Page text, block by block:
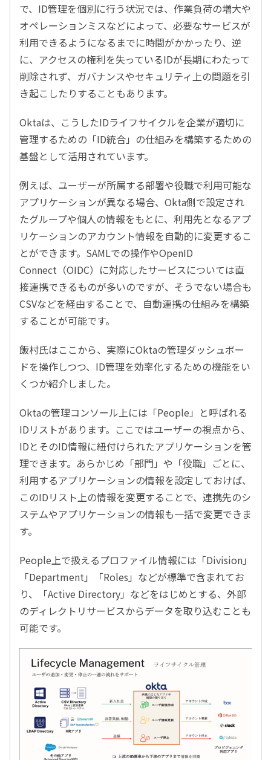
で、ID管理を個別に行う状況では、作業負荷の増大や
オペレーションミスなどによって、必要なサービスが
利用できるようになるまでに時間がかかったり、逆
に、アクセスの権利を失っているIDが長期にわたって
削除されず、ガバナンスやセキュリティ上の問題を引
き起こしたりすることもあります。
Oktaは、こうしたIDライフサイクルを企業が適切に
管理するための「ID統合」の仕組みを構築するための
基盤として活用されています。
例えば、ユーザーが所属する部署や役職で利用可能な
アプリケーションが異なる場合、Okta側で設定され
たグループや個人の情報をもとに、利用先となるアプ
リケーションのアカウント情報を自動的に変更するこ
とができます。SAMLでの操作やOpenID
Connect（OIDC）に対応したサービスについては直
接連携できるものが多いのですが、そうでない場合も
CSVなどを経由することで、自動連携の仕組みを構築
することが可能です。
飯村氏はここから、実際にOktaの管理ダッシュボー
ドを操作しつつ、ID管理を効率化するための機能をい
くつか紹介しました。
Oktaの管理コンソール上には「People」と呼ばれる
IDリストがあります。ここではユーザーの視点から、
IDとそのID情報に紐付けられたアプリケーションを管
理できます。あらかじめ「部門」や「役職」ごとに、
利用するアプリケーションの情報を設定しておけば、
このIDリスト上の情報を変更することで、連携先のシ
ステムやアプリケーションの情報も一括で変更できま
す。
People上で扱えるプロファイル情報には「Division」
「Department」「Roles」などが標準で含まれてお
り、「Active Directory」などをはじめとする、外部
のディレクトリサービスからデータを取り込むことも
可能です。